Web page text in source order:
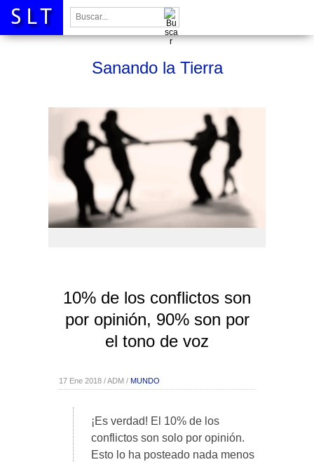
Buscar:
Sanando la Tierra
10% de los conflictos son
por opinión, 90% son por
el tono de voz
17 Ene 2018 / ADM / MUNDO
¡Es verdad! El 10% de los
conflictos son solo por opinión.
Esto lo ha posteado nada menos